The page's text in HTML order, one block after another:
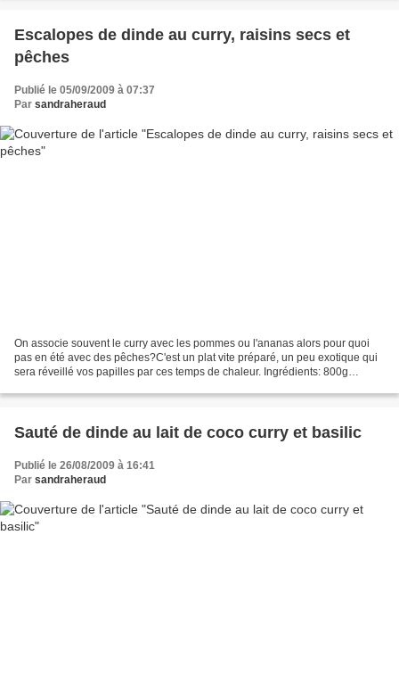
Escalopes de dinde au curry, raisins secs et
pêches
Publié le 05/09/2009 à 07:37
Par sandraheraud
On associe souvent le curry avec les pommes ou l'ananas alors pour quoi
pas en été avec des pêches?C'est un plat vite préparé, un peu exotique qui
sera réveillé vos papilles par ces temps de chaleur. Ingrédients: 800g
Sauté de dinde au lait de coco curry et basilic
Publié le 26/08/2009 à 16:41
Par sandraheraud